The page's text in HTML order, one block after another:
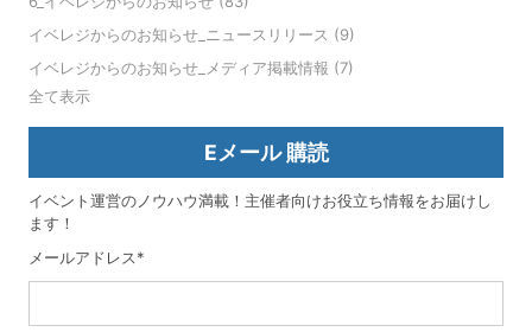
イベレジからのお知らせ_ニュースリリース (9)
イベレジからのお知らせ_メディア掲載情報 (7)
全て表示
Eメール 購読
イベント運営のノウハウ満載！主催者向けお役立ち情報をお届けし
ます！
メールアドレス*